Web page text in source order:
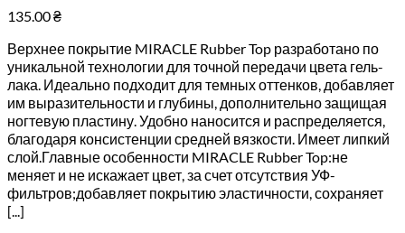
135.00₴
Верхнее покрытие MIRACLE Rubber Top разработано по
уникальной технологии для точной передачи цвета гель-
лака. Идеально подходит для темных оттенков, добавляет
им выразительности и глубины, дополнительно защищая
ногтевую пластину. Удобно наносится и распределяется,
благодаря консистенции средней вязкости. Имеет липкий
слой.Главные особенности MIRACLE Rubber Top:не
меняет и не искажает цвет, за счет отсутствия УФ-
фильтров;добавляет покрытию эластичности, сохраняет
[...]